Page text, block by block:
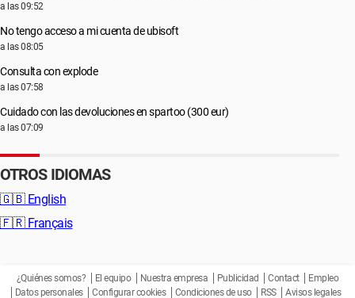
a las 09:52
No tengo acceso a mi cuenta de ubisoft
a las 08:05
Consulta con explode
a las 07:58
Cuidado con las devoluciones en spartoo (300 eur)
a las 07:09
OTROS IDIOMAS
🇬🇧 English
🇫🇷 Français
¿Quiénes somos? El equipo Nuestra empresa Publicidad Contact
Empleo
Datos personales
Configurar cookies Condiciones de uso RSS Avisos legales